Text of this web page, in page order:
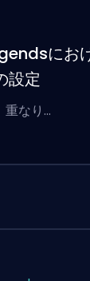
にお
設定
重なり…